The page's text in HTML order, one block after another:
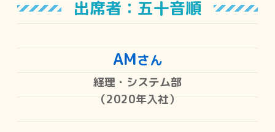
出席者：五十音順
AMさん
経理・システム部
（2020年入社）